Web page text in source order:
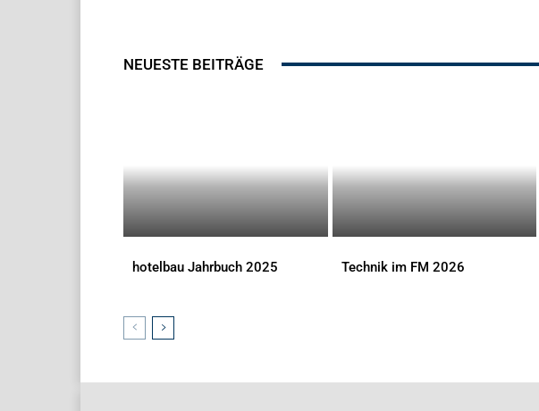
NEUESTE BEITRÄGE
hotelbau Jahrbuch 2025 Technik im FM 2026